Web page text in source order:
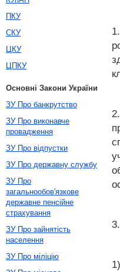
ПКУ
СКУ
ЦКУ
ЦПКУ
Основні Закони України
ЗУ Про банкрутство
ЗУ Про виконавче
провадження
ЗУ Про відпустки
ЗУ Про державну службу
ЗУ Про
загальнообов'язкове
державне пенсійне
страхування
ЗУ Про зайнятість
населення
ЗУ Про міліцію